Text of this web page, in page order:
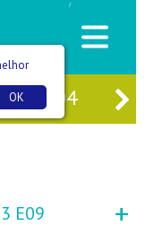
/
SÁB 04
E09 +
OK